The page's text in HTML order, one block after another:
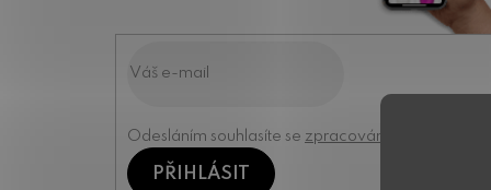
Odesláním souhlasíte se zpracováním osobních
PŘIHLÁSIT